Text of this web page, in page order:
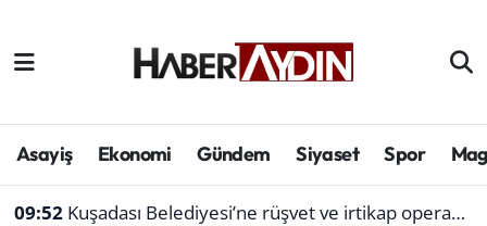
Asayiş Ekonomi Gündem Siyaset Spor
09:52 Kuşadası Belediyesi’ne rüşvet ve irtikap operasyonu: 3 ilde 15 gözaltı, işte tam liste
Afyonkarahisar
Çevre
Aydın Hava Durumu
Süper Lig Puan Durumu ve Fikstür